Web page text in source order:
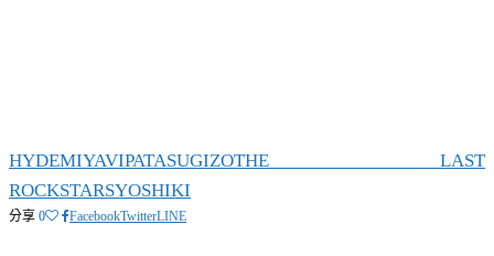
HYDEMIYAVIPATASUGIZOTHE LAST
ROCKSTARSYOSHIKI
分享 0 FacebookTwitterLINE